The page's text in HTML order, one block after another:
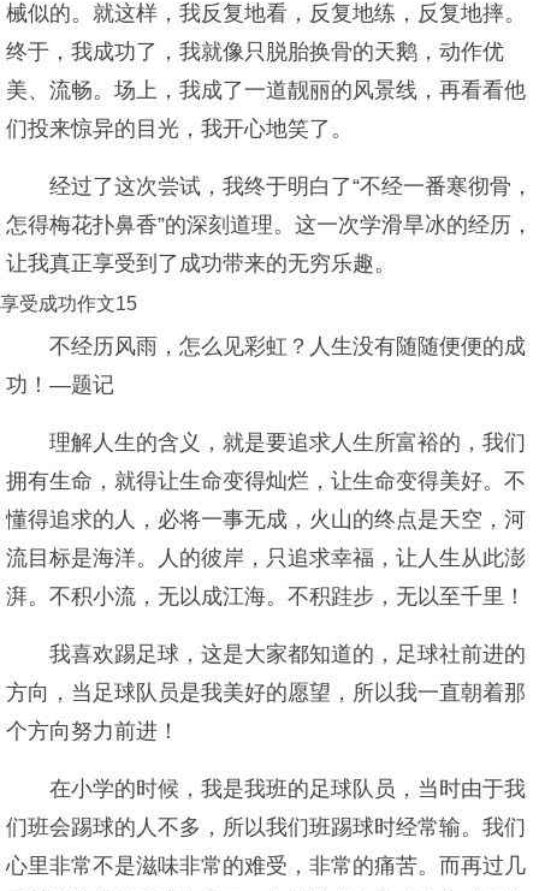
械似的。就这样，我反复地看，反复地练，反复地摔。
终于，我成功了，我就像只脱胎换骨的天鹅，动作优
美、流畅。场上，我成了一道靓丽的风景线，再看看他
们投来惊异的目光，我开心地笑了。
经过了这次尝试，我终于明白了“不经一番寒彻骨，
怎得梅花扑鼻香”的深刻道理。这一次学滑旱冰的经历，
让我真正享受到了成功带来的无穷乐趣。
享受成功作文15
不经历风雨，怎么见彩虹？人生没有随随便便的成
功！—题记
理解人生的含义，就是要追求人生所富裕的，我们
拥有生命，就得让生命变得灿烂，让生命变得美好。不
懂得追求的人，必将一事无成，火山的终点是天空，河
流目标是海洋。人的彼岸，只追求幸福，让人生从此澎
湃。不积小流，无以成江海。不积跬步，无以至千里！
我喜欢踢足球，这是大家都知道的，足球社前进的
方向，当足球队员是我美好的愿望，所以我一直朝着那
个方向努力前进！
在小学的时候，我是我班的足球队员，当时由于我
们班会踢球的人不多，所以我们班踢球时经常输。我们
心里非常不是滋味非常的难受，非常的痛苦。而再过几